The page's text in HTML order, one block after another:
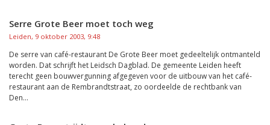
Serre Grote Beer moet toch weg
Leiden, 9 oktober 2003, 9:48
De serre van café-restaurant De Grote Beer moet gedeeltelijk ontmanteld
worden. Dat schrijft het Leidsch Dagblad. De gemeente Leiden heeft
terecht geen bouwvergunning afgegeven voor de uitbouw van het café-
restaurant aan de Rembrandtstraat, zo oordeelde de rechtbank van
Den...